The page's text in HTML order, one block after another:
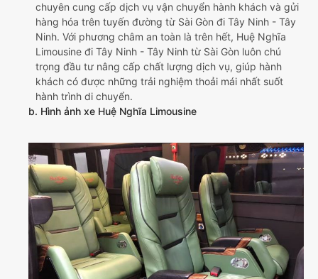
chuyên cung cấp dịch vụ vận chuyển hành khách và gửi
hàng hóa trên tuyến đường từ Sài Gòn đi Tây Ninh - Tây
Ninh. Với phương châm an toàn là trên hết, Huệ Nghĩa
Limousine đi Tây Ninh - Tây Ninh từ Sài Gòn luôn chú
trọng đầu tư nâng cấp chất lượng dịch vụ, giúp hành
khách có được những trải nghiệm thoải mái nhất suốt
hành trình di chuyển.
b. Hình ảnh xe Huệ Nghĩa Limousine